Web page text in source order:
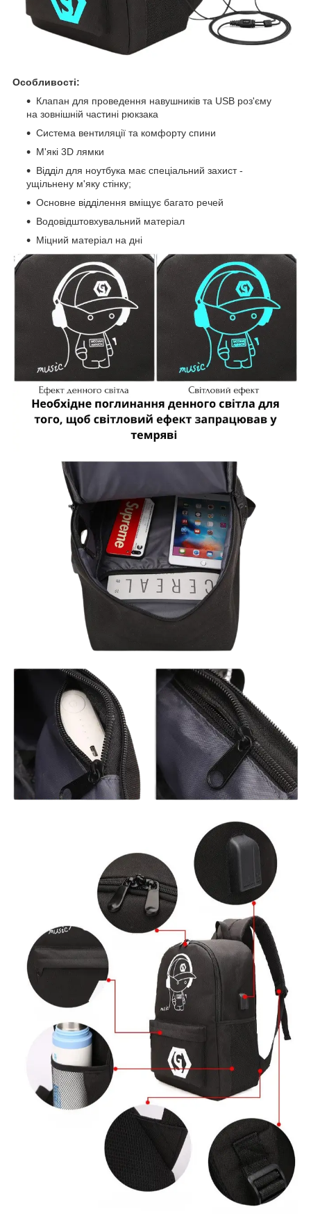
Особливості:
Клапан для проведення навушників та USB роз'єму
на зовнішній частині рюкзака
Система вентиляції та комфорту спини
М'які 3D лямки
Відділ для ноутбука має спеціальний захист -
ущільнену м'яку стінку;
Основне відділення вміщує багато речей
Водовідштовхувальний матеріал
Міцний матеріал на дні